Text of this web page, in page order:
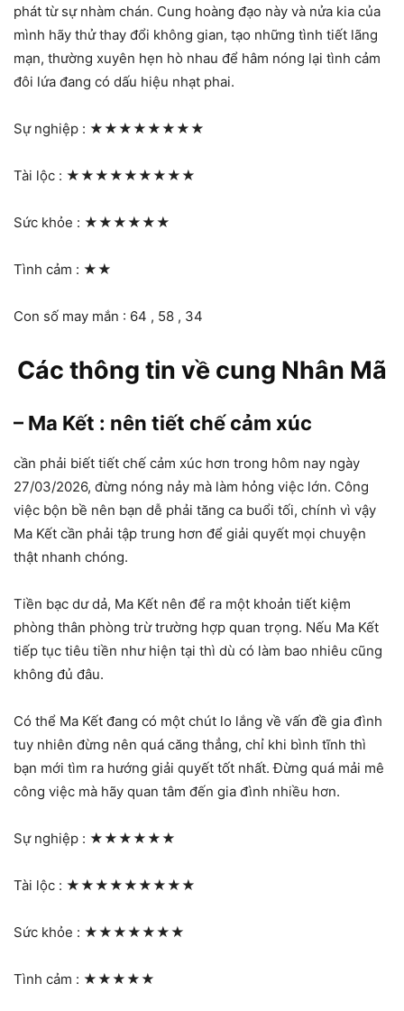
phát từ sự nhàm chán. Cung hoàng đạo này và nửa kia của
mình hãy thử thay đổi không gian, tạo những tình tiết lãng
mạn, thường xuyên hẹn hò nhau để hâm nóng lại tình cảm
đôi lứa đang có dấu hiệu nhạt phai.
Sự nghiệp : ★★★★★★★★
Tài lộc : ★★★★★★★★★
Sức khỏe : ★★★★★★
Tình cảm : ★★
Con số may mắn : 64 , 58 , 34
Các thông tin về cung Nhân Mã
– Ma Kết : nên tiết chế cảm xúc
cần phải biết tiết chế cảm xúc hơn trong hôm nay ngày
27/03/2026, đừng nóng nảy mà làm hỏng việc lớn. Công
việc bộn bề nên bạn dễ phải tăng ca buổi tối, chính vì vậy
Ma Kết cần phải tập trung hơn để giải quyết mọi chuyện
thật nhanh chóng.
Tiền bạc dư dả, Ma Kết nên để ra một khoản tiết kiệm
phòng thân phòng trừ trường hợp quan trọng. Nếu Ma Kết
tiếp tục tiêu tiền như hiện tại thì dù có làm bao nhiêu cũng
không đủ đâu.
Có thể Ma Kết đang có một chút lo lắng về vấn đề gia đình
tuy nhiên đừng nên quá căng thẳng, chỉ khi bình tĩnh thì
bạn mới tìm ra hướng giải quyết tốt nhất. Đừng quá mải mê
công việc mà hãy quan tâm đến gia đình nhiều hơn.
Sự nghiệp : ★★★★★★
Tài lộc : ★★★★★★★★★
Sức khỏe : ★★★★★★★
Tình cảm : ★★★★★